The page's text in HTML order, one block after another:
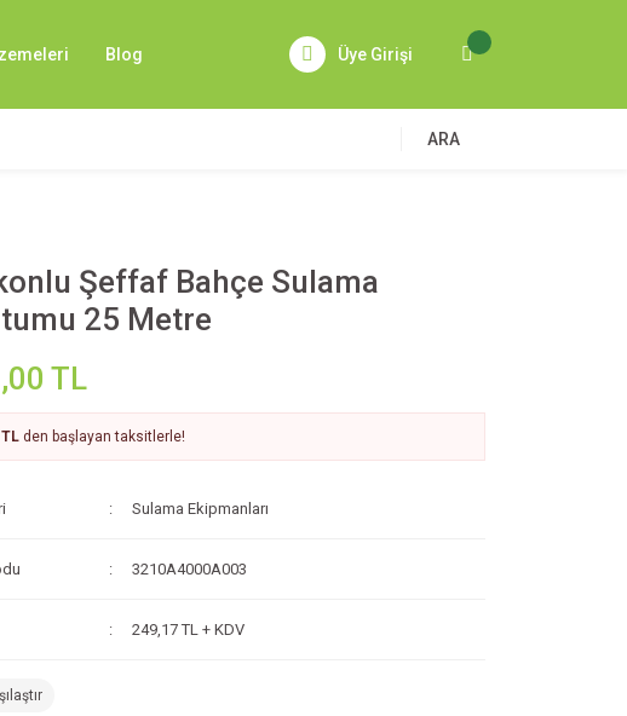
Blog Üye Girişi
ARA
Şeffaf Bahçe Sulama
25 Metre
TL
den başlayan taksitlerle!
Sulama Ekipmanları
3210A4000A003
249,17 TL + KDV